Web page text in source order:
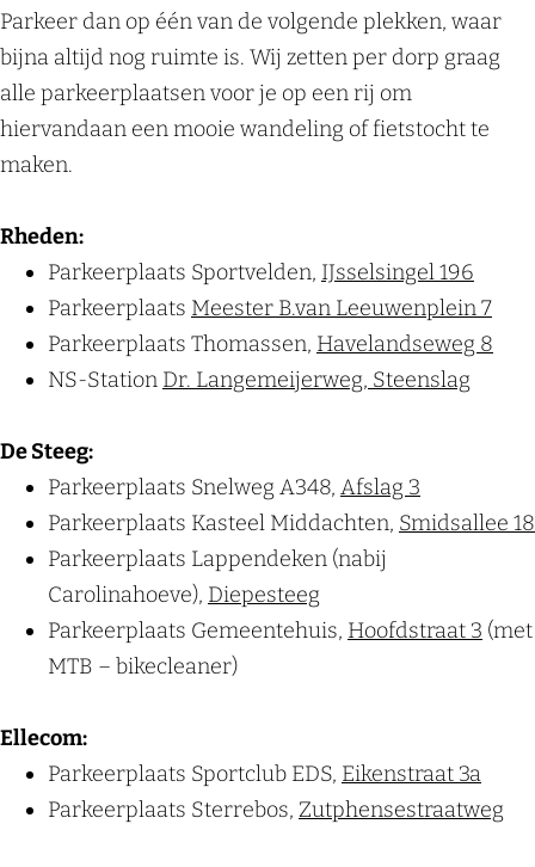
Parkeer dan op één van de volgende plekken, waar
bijna altijd nog ruimte is. Wij zetten per dorp graag
alle parkeerplaatsen voor je op een rij om
hiervandaan een mooie wandeling of fietstocht te
maken.
Rheden:
Parkeerplaats Sportvelden, IJsselsingel 196
Parkeerplaats Meester B.van Leeuwenplein 7
Parkeerplaats Thomassen, Havelandseweg 8
NS-Station Dr. Langemeijerweg, Steenslag
De Steeg:
Parkeerplaats Snelweg A348, Afslag 3
Parkeerplaats Kasteel Middachten, Smidsallee 18
Parkeerplaats Lappendeken (nabij
Carolinahoeve), Diepesteeg
Parkeerplaats Gemeentehuis, Hoofdstraat 3 (met
MTB – bikecleaner)
Ellecom:
Parkeerplaats Sportclub EDS, Eikenstraat 3a
Parkeerplaats Sterrebos, Zutphensestraatweg